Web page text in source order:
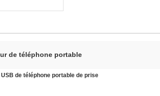
de téléphone portable
de téléphone portable de prise